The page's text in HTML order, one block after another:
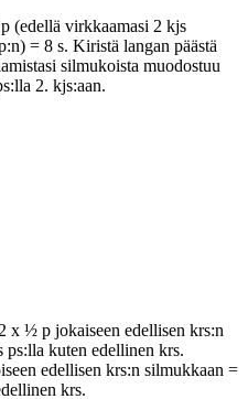
(edellä virkkaamasi 2 kjs
= 8 s. Kiristä langan päästä
silmukoista muodostuu
2. kjs:aan.
x ½ p jokaiseen edellisen krs:n
kuten edellinen krs.
edellisen krs:n silmukkaan =
krs.